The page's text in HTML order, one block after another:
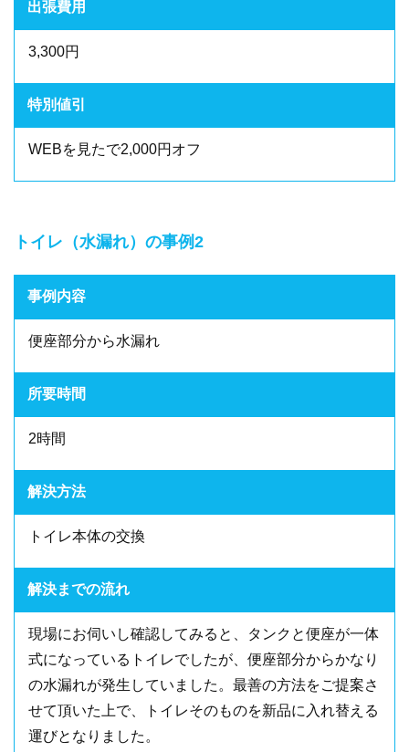
出張費用
3,300円
特別値引
WEBを見たで2,000円オフ
トイレ（水漏れ）の事例2
事例内容
便座部分から水漏れ
所要時間
2時間
解決方法
トイレ本体の交換
解決までの流れ
現場にお伺いし確認してみると、タンクと便座が一体
式になっているトイレでしたが、便座部分からかなり
の水漏れが発生していました。最善の方法をご提案さ
せて頂いた上で、トイレそのものを新品に入れ替える
運びとなりました。